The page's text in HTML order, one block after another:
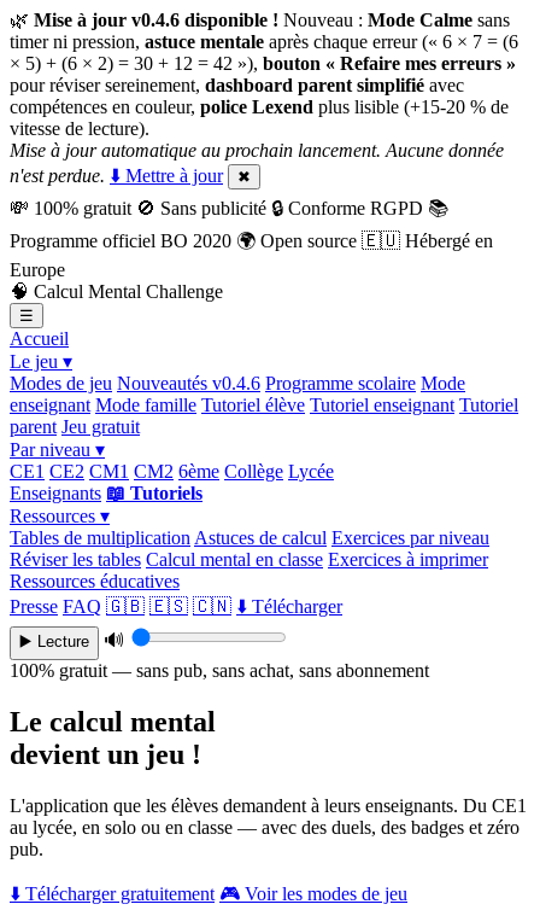
🌿 Mise à jour v0.4.6 disponible ! Nouveau : Mode Calme sans
timer ni pression, astuce mentale après chaque erreur (« 6 × 7 = (6
× 5) + (6 × 2) = 30 + 12 = 42 »), bouton « Refaire mes erreurs »
pour réviser sereinement, dashboard parent simplifié avec
compétences en couleur, police Lexend plus lisible (+15-20 % de
vitesse de lecture).
Mise à jour automatique au prochain lancement. Aucune donnée
n'est perdue. ⬇️ Mettre à jour ✖
💸 100% gratuit 🚫 Sans publicité 🔒 Conforme RGPD 📚
Programme officiel BO 2020 🌍 Open source 🇪🇺 Hébergé en
Europe
🧠 Calcul Mental Challenge
☰
Accueil
Le jeu ▾
Modes de jeu Nouveautés v0.4.6 Programme scolaire Mode
enseignant Mode famille Tutoriel élève Tutoriel enseignant Tutoriel
parent Jeu gratuit
Par niveau ▾
CE1 CE2 CM1 CM2 6ème Collège Lycée
Enseignants 📖 Tutoriels
Ressources ▾
Tables de multiplication Astuces de calcul Exercices par niveau
Réviser les tables Calcul mental en classe Exercices à imprimer
Ressources éducatives
Presse FAQ 🇬🇧 🇪🇸 🇨🇳 ⬇️ Télécharger
▶️ Lecture
🔊
100% gratuit — sans pub, sans achat, sans abonnement
Le calcul mental
devient un jeu !
L'application que les élèves demandent à leurs enseignants. Du CE1
au lycée, en solo ou en classe — avec des duels, des badges et zéro
pub.
⬇️ Télécharger gratuitement 🎮 Voir les modes de jeu